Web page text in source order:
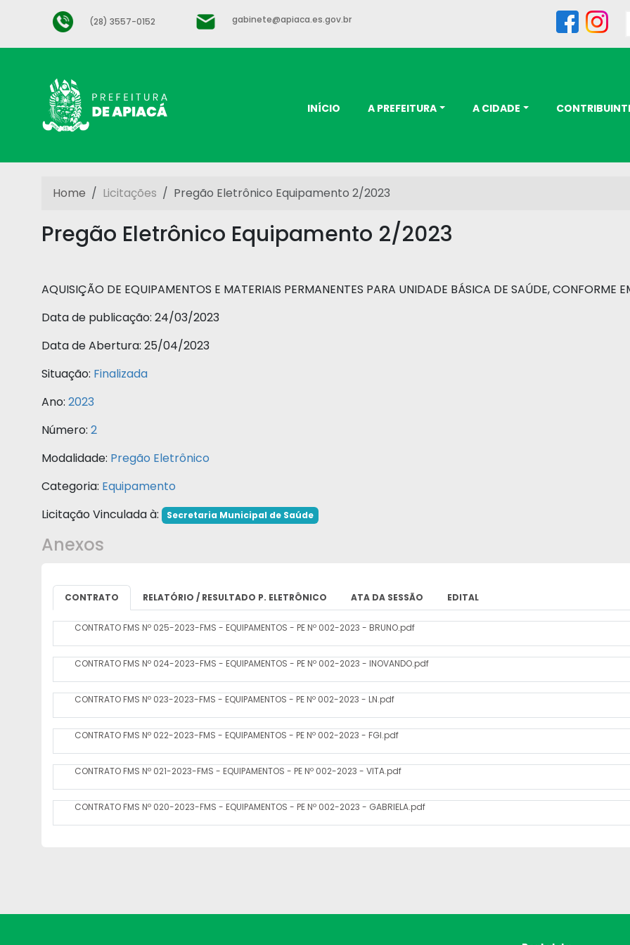
(28) 3557-0152 gabinete@apiaca.es.gov.br
INÍCIO A PREFEITURA A CIDADE
Home Licitações Pregão Eletrônico Equipamento 2/2023
Pregão Eletrônico Equipamento 2/2023
AQUISIÇÃO DE EQUIPAMENTOS E MATERIAIS PERMANENTES PARA UNIDADE BÁSICA DE SAÚDE,
Data de publicação: 24/03/2023
Data de Abertura: 25/04/2023
Situação: Finalizada
Ano: 2023
Número: 2
Modalidade: Pregão Eletrônico
Categoria: Equipamento
Licitação Vinculada à:
Secretaria Municipal de Saúde
Anexos
CONTRATO RELATÓRIO / RESULTADO P. ELETRÔNICO ATA DA SESSÃO EDITAL
CONTRATO FMS Nº 025-2023-FMS - EQUIPAMENTOS - PE Nº 002-2023 - BRUNO.pdf
CONTRATO FMS Nº 024-2023-FMS - EQUIPAMENTOS - PE Nº 002-2023 - INOVANDO.pdf
CONTRATO FMS Nº 023-2023-FMS - EQUIPAMENTOS - PE Nº 002-2023 - LN.pdf
CONTRATO FMS Nº 022-2023-FMS - EQUIPAMENTOS - PE Nº 002-2023 - FGI.pdf
CONTRATO FMS Nº 021-2023-FMS - EQUIPAMENTOS - PE Nº 002-2023 - VITA.pdf
CONTRATO FMS Nº 020-2023-FMS - EQUIPAMENTOS - PE Nº 002-2023 - GABRIELA.pdf